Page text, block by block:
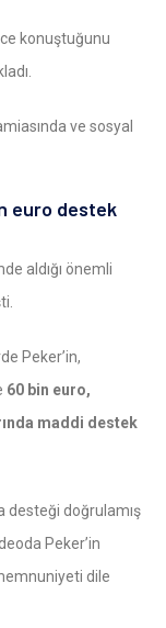
konuştuğunu
ve sosyal
euro destek
aldığı önemli
Peker’in,
60 bin euro,
maddi destek
desteği doğrulamış
Peker’in
dile